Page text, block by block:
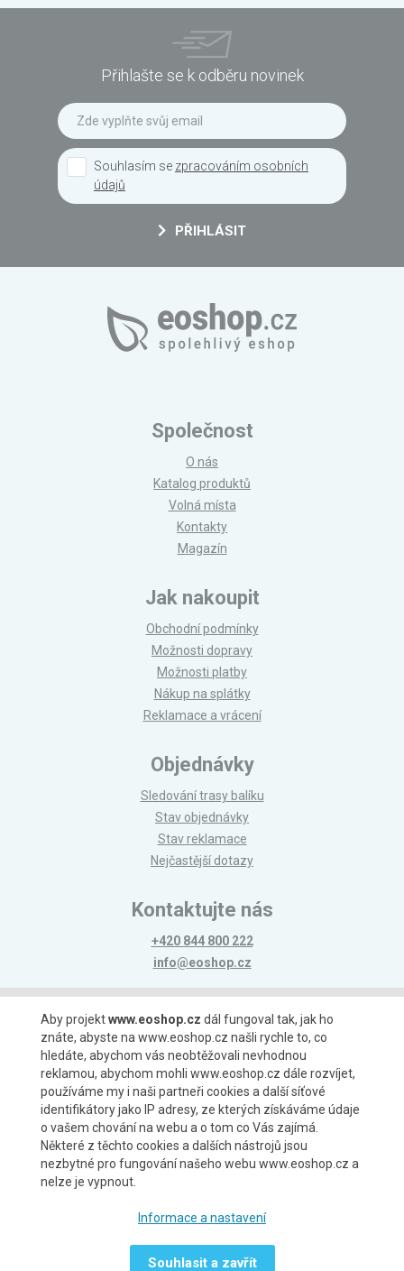
Přihlašte se k odběru novinek
Souhlasím se zpracováním osobních
údajů
PŘIHLÁSIT
Společnost
O nás
Katalog produktů
Volná místa
Kontakty
Magazín
Jak nakoupit
Obchodní podmínky
Možnosti dopravy
Možnosti platby
Nákup na splátky
Reklamace a vrácení
Objednávky
Sledování trasy balíku
Stav objednávky
Stav reklamace
Nejčastější dotazy
Kontaktujte nás
+420 844 800 222
info@eoshop.cz
Možnosti platby
Možnosti dopravy
Aby projektwww.eoshop.cz dál fungoval tak, jak ho
znáte, abyste na www.eoshop.cz našli rychle to, co
hledáte, abychom vás neobtěžovali nevhodnou
reklamou, abychom mohli www.eoshop.cz dále rozvíjet,
používáme my i naši partneři cookies a další síťové
identifikátory jako IP adresy, ze kterých získáváme údaje
o vašem chování na webu a o tom co Vás zajímá.
Některé z těchto cookies a dalších nástrojů jsou
nezbytné pro fungování našeho webu www.eoshop.cz a
nelze je vypnout.
Informace a nastavení
Souhlasit a zavřít